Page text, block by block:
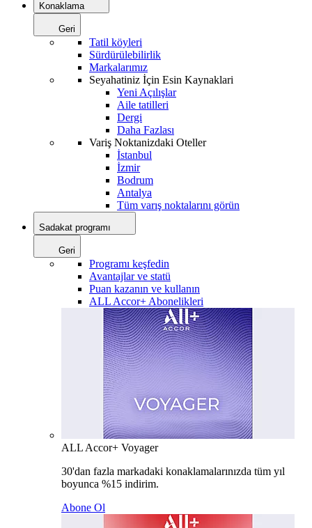
Konaklama
Geri
Tatil köyleri
Sürdürülebilirlik
Markalarımız
Seyahatiniz İçin Esin Kaynaklari
Yeni Açılışlar
Aile tatilleri
Dergi
Daha Fazlası
Variş Noktanizdaki Oteller
İstanbul
İzmir
Bodrum
Antalya
Tüm varış noktalarını görün
Sadakat programı
Geri
Programı keşfedin
Avantajlar ve statü
Puan kazanın ve kullanın
ALL Accor+ Abonelikleri
ALL Accor+ Voyager
30'dan fazla markadaki konaklamalarınızda tüm yıl
boyunca %15 indirim.
Abone Ol